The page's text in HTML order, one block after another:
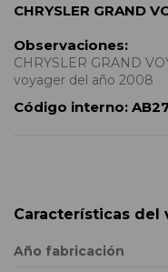
CHRYSLER GRAND
Observaciones:
CHRYSLER GRAND
voyager del año 2008
Código interno:
Características del
Año fabricación